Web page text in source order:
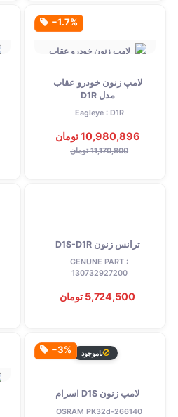
‎−1.7%
لامپ زنون خودرو عقاب
مدل D1R
Eagleye : D1R
10,980,896 تومان
11,170,800 تومان
ترانس زنون D1S-D1R
GENUNE PART :
130732927200
5,724,500 تومان
‎−3% ناموجود
لامپ زنون D1S اسرام
OSRAM PK32d-266140